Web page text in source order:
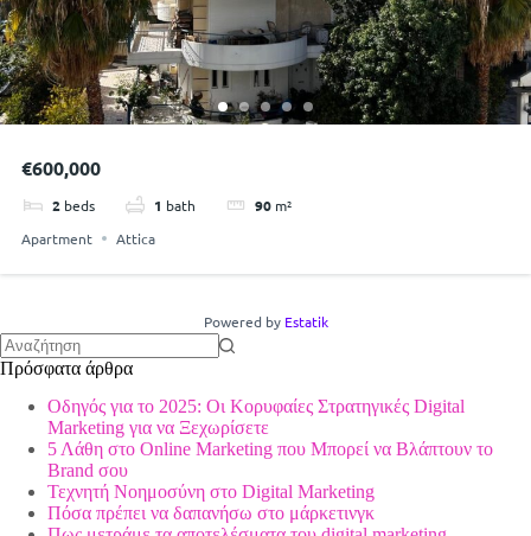
€600,000
2 beds 1 bath 90 m²
Apartment
Attica
Powered by Estatik
No
Πρόσφατα άρθρα
Οδηγός για το 2025: Οι Κορυφαίες Στρατηγικές Digital
Marketing για να Ξεχωρίσετε
5 Λάθη στο Online Marketing που Μπορεί να Βλάπτουν το
Brand σου
Τεχνητή Νοημοσύνη στο Digital Marketing
Πόσα πρέπει να δαπανήσω στο μάρκετινγκ